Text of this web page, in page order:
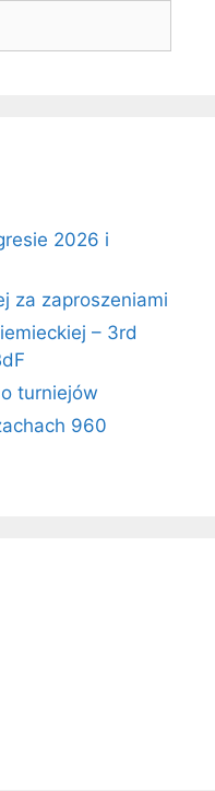
2026 i
za zaproszeniami
– 3rd
turniejów
960